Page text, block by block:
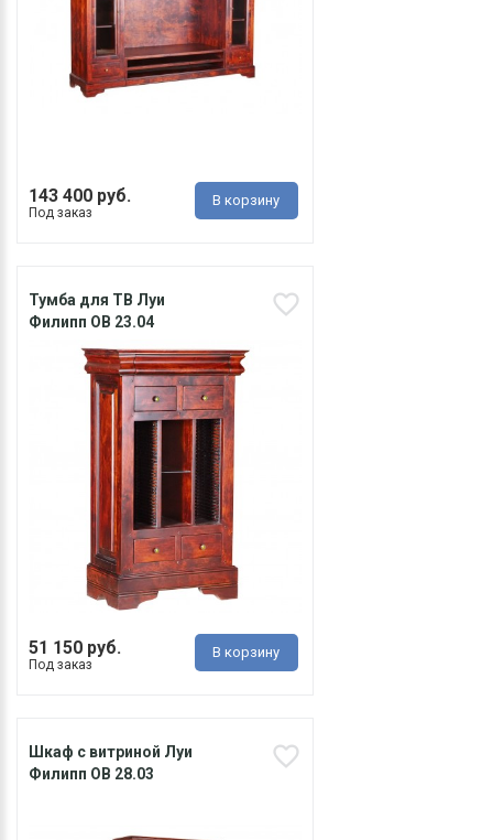
143 400 руб.
Под заказ
В корзину
Тумба для ТВ Луи
Филипп ОВ 23.04
51 150 руб.
Под заказ
В корзину
Шкаф с витриной Луи
Филипп ОВ 28.03